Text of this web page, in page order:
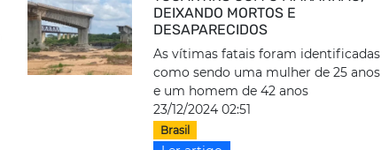
DEIXANDO MORTOS E
DESAPARECIDOS
As vítimas fatais foram identificadas
como sendo uma mulher de 25 anos
e um homem de 42 anos
23/12/2024 02:51
Brasil